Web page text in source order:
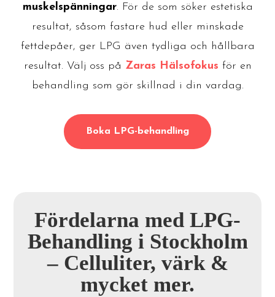
muskelspänningar. För de som söker estetiska
resultat, såsom fastare hud eller minskade
fettdepåer, ger LPG även tydliga och hållbara
resultat. Välj oss på Zaras Hälsofokus för en
behandling som gör skillnad i din vardag.
Boka LPG-behandling
Fördelarna med LPG-
Behandling i Stockholm
– Celluliter, värk &
mycket mer.